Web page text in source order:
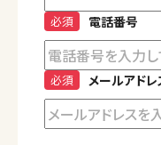
電話番号
必須
メールアドレ
必須